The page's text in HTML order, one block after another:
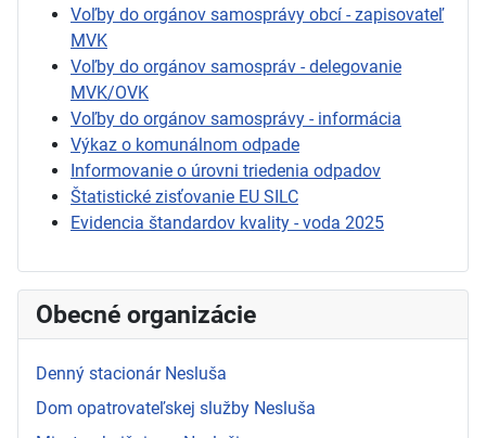
Voľby do orgánov samosprávy obcí - zapisovateľ
MVK
Voľby do orgánov samospráv - delegovanie
MVK/OVK
Voľby do orgánov samosprávy - informácia
Výkaz o komunálnom odpade
Informovanie o úrovni triedenia odpadov
Štatistické zisťovanie EU SILC
Evidencia štandardov kvality - voda 2025
Obecné organizácie
Denný stacionár Nesluša
Dom opatrovateľskej služby Nesluša